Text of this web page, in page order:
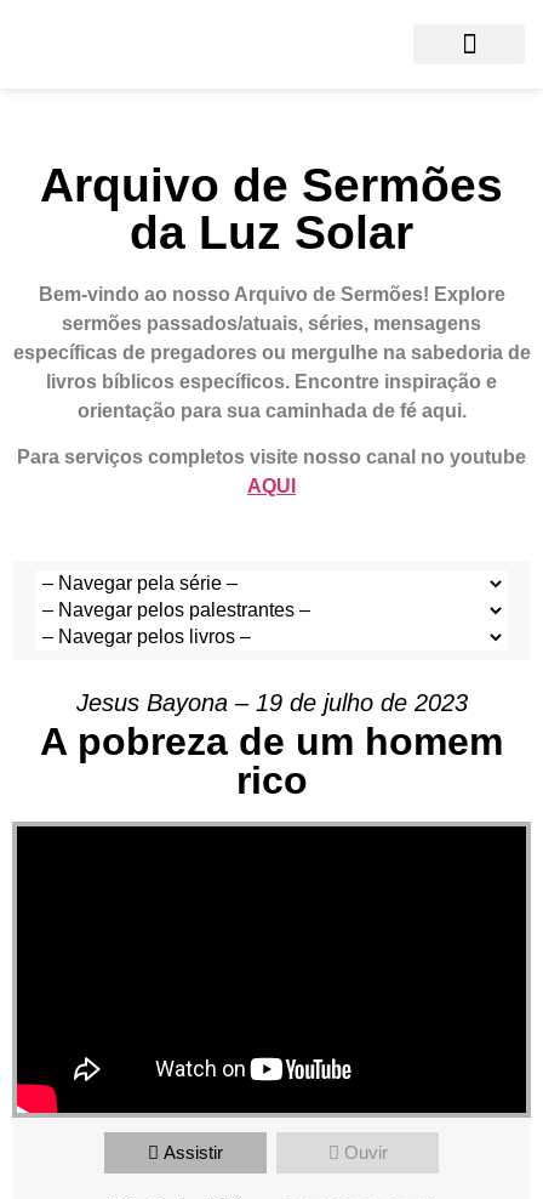
Arquivo de Sermões
da Luz Solar
Bem-vindo ao nosso Arquivo de Sermões! Explore
sermões passados/atuais, séries, mensagens
específicas de pregadores ou mergulhe na sabedoria de
livros bíblicos específicos. Encontre inspiração e
orientação para sua caminhada de fé aqui.
Para serviços completos visite nosso canal no youtube
AQUI
Jesus Bayona – 19 de julho de 2023
A pobreza de um homem
rico
Assistir Ouvir